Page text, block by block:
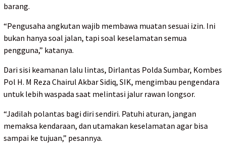
barang.
“Pengusaha angkutan wajib membawa muatan sesuai izin. Ini
bukan hanya soal jalan, tapi soal keselamatan semua
pengguna,” katanya.
Dari sisi keamanan lalu lintas, Dirlantas Polda Sumbar, Kombes
Pol H. M Reza Chairul Akbar Sidiq, SIK, mengimbau pengendara
untuk lebih waspada saat melintasi jalur rawan longsor.
“Jadilah polantas bagi diri sendiri. Patuhi aturan, jangan
memaksa kendaraan, dan utamakan keselamatan agar bisa
sampai ke tujuan,” pesannya.